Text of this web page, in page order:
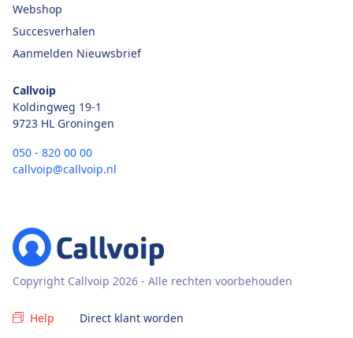
Webshop
Succesverhalen
Aanmelden Nieuwsbrief
Callvoip
Koldingweg 19-1
9723 HL Groningen
050 - 820 00 00
callvoip@callvoip.nl
Copyright Callvoip 2026 - Alle rechten voorbehouden
Help
Direct klant worden